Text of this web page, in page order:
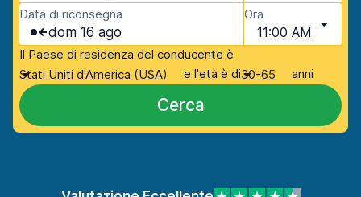
Data di riconsegna
dom 16 ago
Ora
11:00 AM
Il Paese di residenza del conducente è
Stati Uniti d'America (USA)
e l'età è di30-65 anni
Cerca